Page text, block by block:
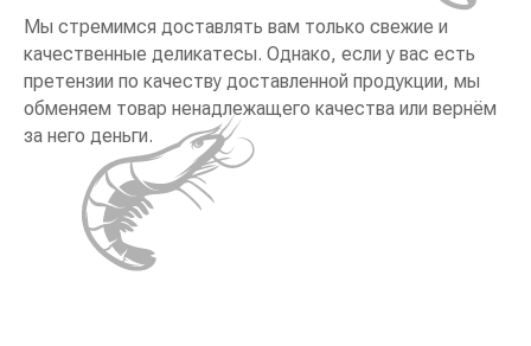
Мы стремимся доставлять вам только свежие и
качественные деликатесы. Однако, если у вас есть
претензии по качеству доставленной продукции, мы
обменяем товар ненадлежащего качества или вернём
за него деньги.